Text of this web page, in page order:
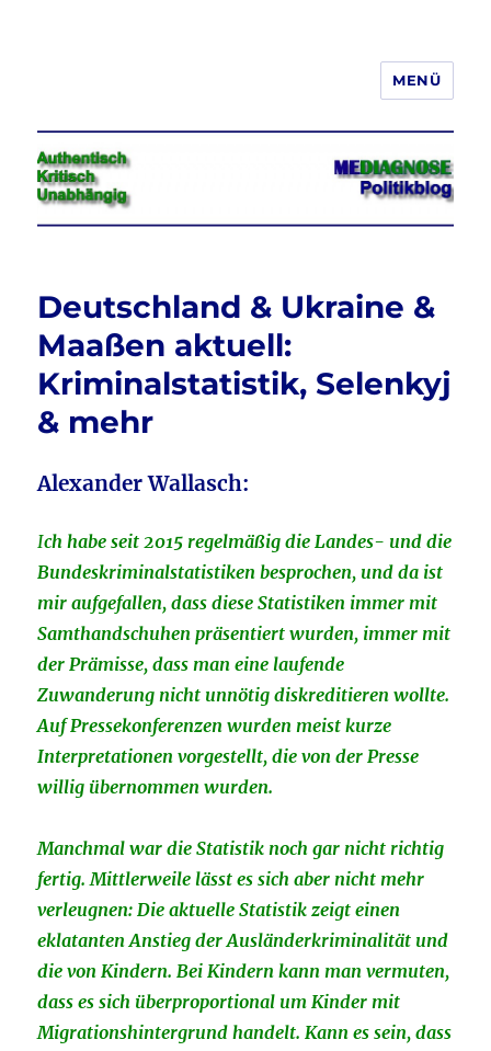
Jeder hat das Recht, seine
Meinung in Wort, Schrift und Bild
frei zu äußern und zu verbreiten
MENÜ
Deutschland & Ukraine &
Maaßen aktuell:
Kriminalstatistik, Selenkyj
& mehr
Alexander Wallasch:
Ich habe seit 2015 regelmäßig die Landes- und die
Bundeskriminalstatistiken besprochen, und da ist
mir aufgefallen, dass diese Statistiken immer mit
Samthandschuhen präsentiert wurden, immer mit
der Prämisse, dass man eine laufende
Zuwanderung nicht unnötig diskreditieren wollte.
Auf Pressekonferenzen wurden meist kurze
Interpretationen vorgestellt, die von der Presse
willig übernommen wurden.
Manchmal war die Statistik noch gar nicht richtig
fertig. Mittlerweile lässt es sich aber nicht mehr
verleugnen: Die aktuelle Statistik zeigt einen
eklatanten Anstieg der Ausländerkriminalität und
die von Kindern. Bei Kindern kann man vermuten,
dass es sich überproportional um Kinder mit
Migrationshintergrund handelt. Kann es sein, dass